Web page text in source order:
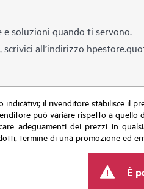
soluzioni quando ti servono.
scrivici all’indirizzo
il rivenditore stabilisce il
può variare rispetto a
adeguamenti dei prezzi in
termine di una promozione ed
È